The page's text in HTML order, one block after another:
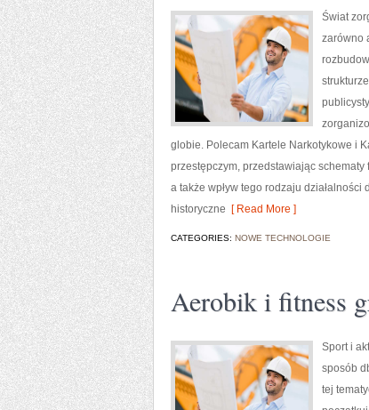
Świat
zarówno
globie. Polecam Kartele Narkotykowe i
przestępczym, przedstawiając
a także wpływ tego rodzaju
historyczne [ Read More ]
CATEGORIES: NOWE TECHNOLOGIE
Aerobik i fitness
Sport i
sposób
tej